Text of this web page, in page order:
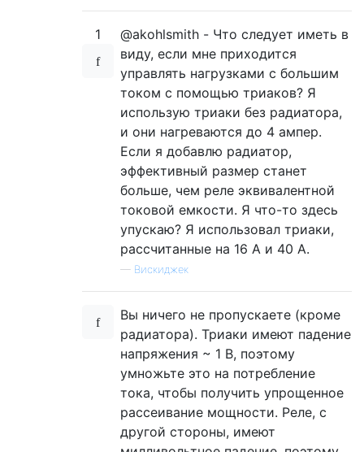
1
@akohlsmith - Что следует иметь в
виду, если мне приходится
управлять нагрузками с большим
током с помощью триаков? Я
использую триаки без радиатора,
и они нагреваются до 4 ампер.
Если я добавлю радиатор,
эффективный размер станет
больше, чем реле эквивалентной
токовой емкости. Я что-то здесь
упускаю? Я использовал триаки,
рассчитанные на 16 А и 40 А.
— Вискиджек
Вы ничего не пропускаете (кроме
радиатора). Триаки имеют падение
напряжения ~ 1 В, поэтому
умножьте это на потребление
тока, чтобы получить упрощенное
рассеивание мощности. Реле, с
другой стороны, имеют